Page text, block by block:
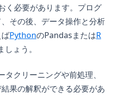
く必要があります。プログ
その後、データ操作と分析
PythonのPandasまたはR
ょう。
クリーニングや前処理、
果の解釈ができる必要があ